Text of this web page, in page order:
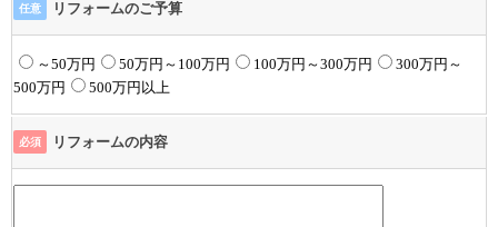
任意 リフォームのご予算
～50万円 50万円～100万円 100万円～300万円
300万円～
500万円
500万円以上
必須 リフォームの内容